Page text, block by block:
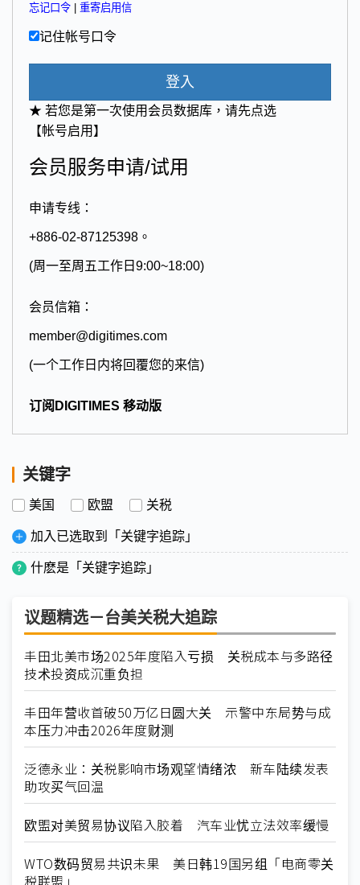
忘记口令 重寄启用信
记住帐号口令
登入
★ 若您是第一次使用会员数据库，请先点选
【帐号启用】
会员服务申请/试用
申请专线：
+886-02-87125398。
(周一至周五工作日9:00~18:00)
会员信箱：
member@digitimes.com
(一个工作日内将回覆您的来信)
订阅DIGITIMES 移动版
关键字
美国 欧盟 关税
加入已选取到「关键字追踪」
什麽是「关键字追踪」
议题精选－台美关税大追踪
丰田北美市场2025年度陷入亏损 关税成本与多路径
技术投资成沉重负担
丰田年营收首破50万亿日圆大关 示警中东局势与成
本压力冲击2026年度财测
泛德永业：关税影响市场观望情绪浓 新车陆续发表
助攻买气回温
欧盟对美贸易协议陷入胶着 汽车业忧立法效率缓慢
WTO数码贸易共识未果 美日韩19国另组「电商零关
税联盟」